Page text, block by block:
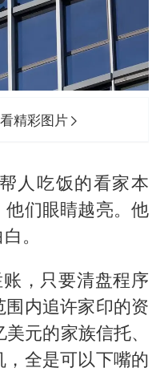
精彩图片
人吃饭的看家本
们眼睛越亮。他
。
，只要清盘程序
内追许家印的资
元的家族信托、
全是可以下嘴的